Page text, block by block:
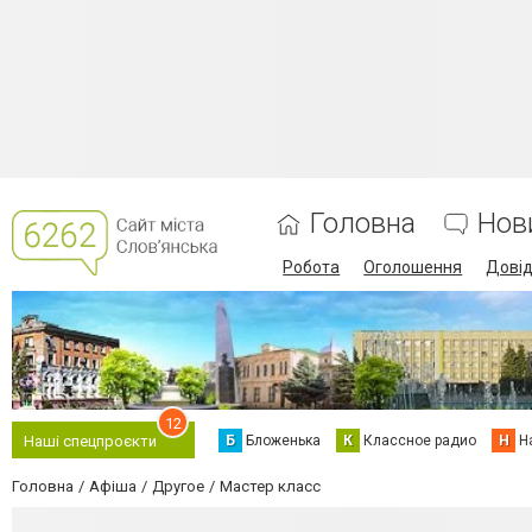
Головна
Робота Оголошення
Наші спецпроєкти
12
Б Бложенька К Классное радио Н
Головна Афіша Другое Мастер класс